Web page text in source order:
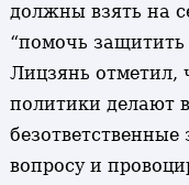
должны взять на
“помочь
Лицзянь отметил,
политики делают
вопросу и